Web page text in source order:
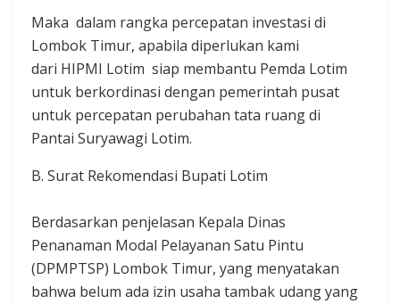
Maka dalam rangka percepatan investasi di
Lombok Timur, apabila diperlukan kami
dari HIPMI Lotim siap membantu Pemda Lotim
untuk berkordinasi dengan pemerintah pusat
untuk percepatan perubahan tata ruang di
Pantai Suryawagi Lotim.
B. Surat Rekomendasi Bupati Lotim
Berdasarkan penjelasan Kepala Dinas
Penanaman Modal Pelayanan Satu Pintu
(DPMPTSP) Lombok Timur, yang menyatakan
bahwa belum ada izin usaha tambak udang yang